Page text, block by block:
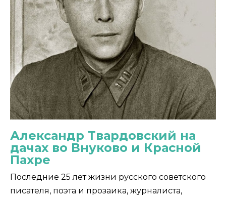
Александр Твардовский на
дачах во Внуково и Красной
Пахре
Последние 25 лет жизни русского советского
писателя, поэта и прозаика, журналиста,